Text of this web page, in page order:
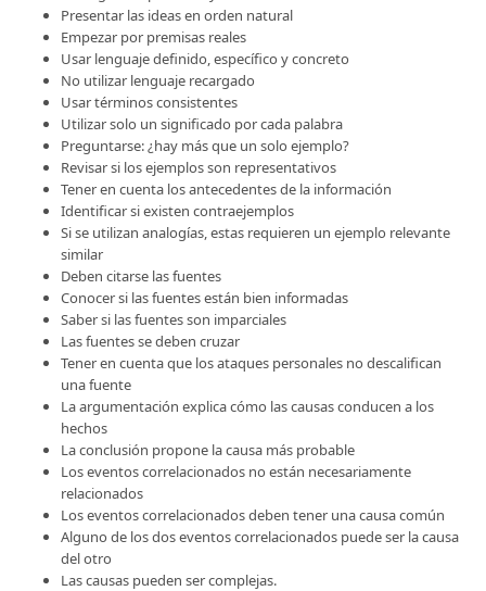
Presentar las ideas en orden natural
Empezar por premisas reales
Usar lenguaje definido, específico y concreto
No utilizar lenguaje recargado
Usar términos consistentes
Utilizar solo un significado por cada palabra
Preguntarse: ¿hay más que un solo ejemplo?
Revisar si los ejemplos son representativos
Tener en cuenta los antecedentes de la información
Identificar si existen contraejemplos
Si se utilizan analogías, estas requieren un ejemplo relevante
similar
Deben citarse las fuentes
Conocer si las fuentes están bien informadas
Saber si las fuentes son imparciales
Las fuentes se deben cruzar
Tener en cuenta que los ataques personales no descalifican
una fuente
La argumentación explica cómo las causas conducen a los
hechos
La conclusión propone la causa más probable
Los eventos correlacionados no están necesariamente
relacionados
Los eventos correlacionados deben tener una causa común
Alguno de los dos eventos correlacionados puede ser la causa
del otro
Las causas pueden ser complejas.